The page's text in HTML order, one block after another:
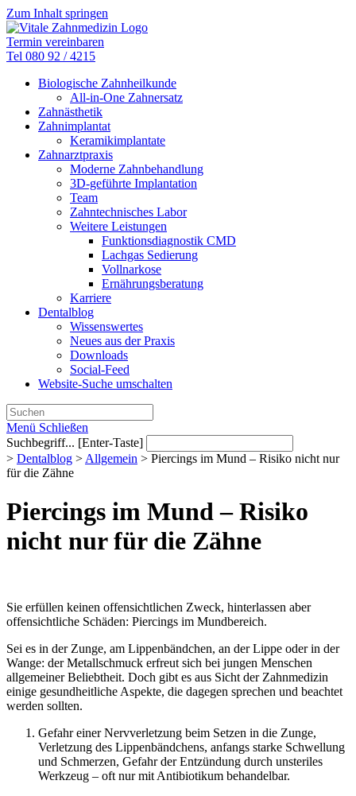
Zum Inhalt springen
Termin vereinbaren
Tel 080 92 / 4215
Biologische Zahnheilkunde
All-in-One Zahnersatz
Zahnästhetik
Zahnimplantat
Keramikimplantate
Zahnarztpraxis
Moderne Zahnbehandlung
3D-geführte Implantation
Team
Zahntechnisches Labor
Weitere Leistungen
Funktionsdiagnostik CMD
Lachgas Sedierung
Vollnarkose
Ernährungsberatung
Karriere
Dentalblog
Wissenswertes
Neues aus der Praxis
Downloads
Social-Feed
Website-Suche umschalten
Menü Schließen
Suchbegriff... [Enter-Taste]
> Dentalblog > Allgemein > Piercings im Mund – Risiko nicht nur
für die Zähne
Piercings im Mund – Risiko
nicht nur für die Zähne
Sie erfüllen keinen offensichtlichen Zweck, hinterlassen aber
offensichtliche Schäden: Piercings im Mundbereich.
Sei es in der Zunge, am Lippenbändchen, an der Lippe oder in der
Wange: der Metallschmuck erfreut sich bei jungen Menschen
allgemeiner Beliebtheit. Doch gibt es aus Sicht der Zahnmedizin
einige gesundheitliche Aspekte, die dagegen sprechen und beachtet
werden sollten.
Gefahr einer Nervverletzung beim Setzen in die Zunge,
Verletzung des Lippenbändchens, anfangs starke Schwellung
und Schmerzen, Gefahr der Entzündung durch unsteriles
Werkzeug – oft nur mit Antibiotikum behandelbar.